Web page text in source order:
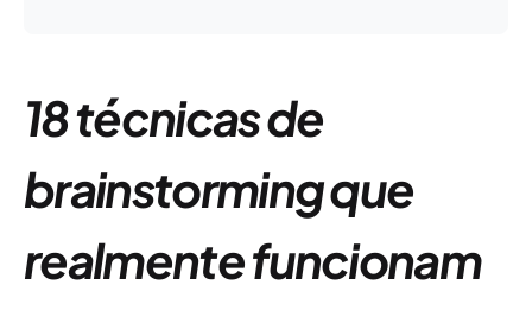
18 técnicas de
brainstorming que
realmente funcionam